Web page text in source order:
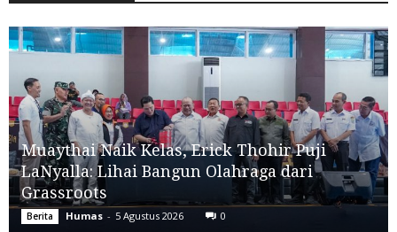
Muaythai Naik Kelas, Erick Thohir Puji
LaNyalla: Lihai Bangun Olahraga dari
Grassroots
Berita Humas - 5 Agustus 2026 0